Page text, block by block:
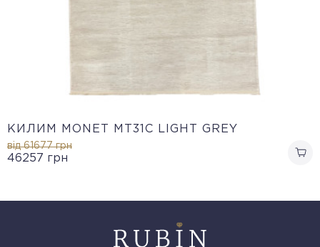
КИЛИМ MONET MT31C LIGHT GREY
від 61677грн
46257 грн